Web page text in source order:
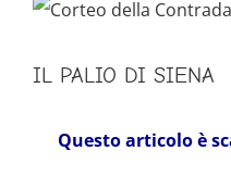
Ingrandisci
IL PALIO DI SIENA
Questo articolo è